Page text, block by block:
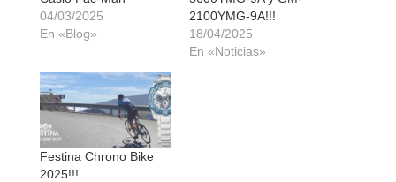
04/03/2025
En «Blog»
2100YMG-9A!!!
18/04/2025
En «Noticias»
Festina Chrono Bike
2025!!!